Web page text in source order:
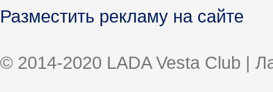
Разместить рекламу на сайте
© 2014-2020 LADA Vesta Club |